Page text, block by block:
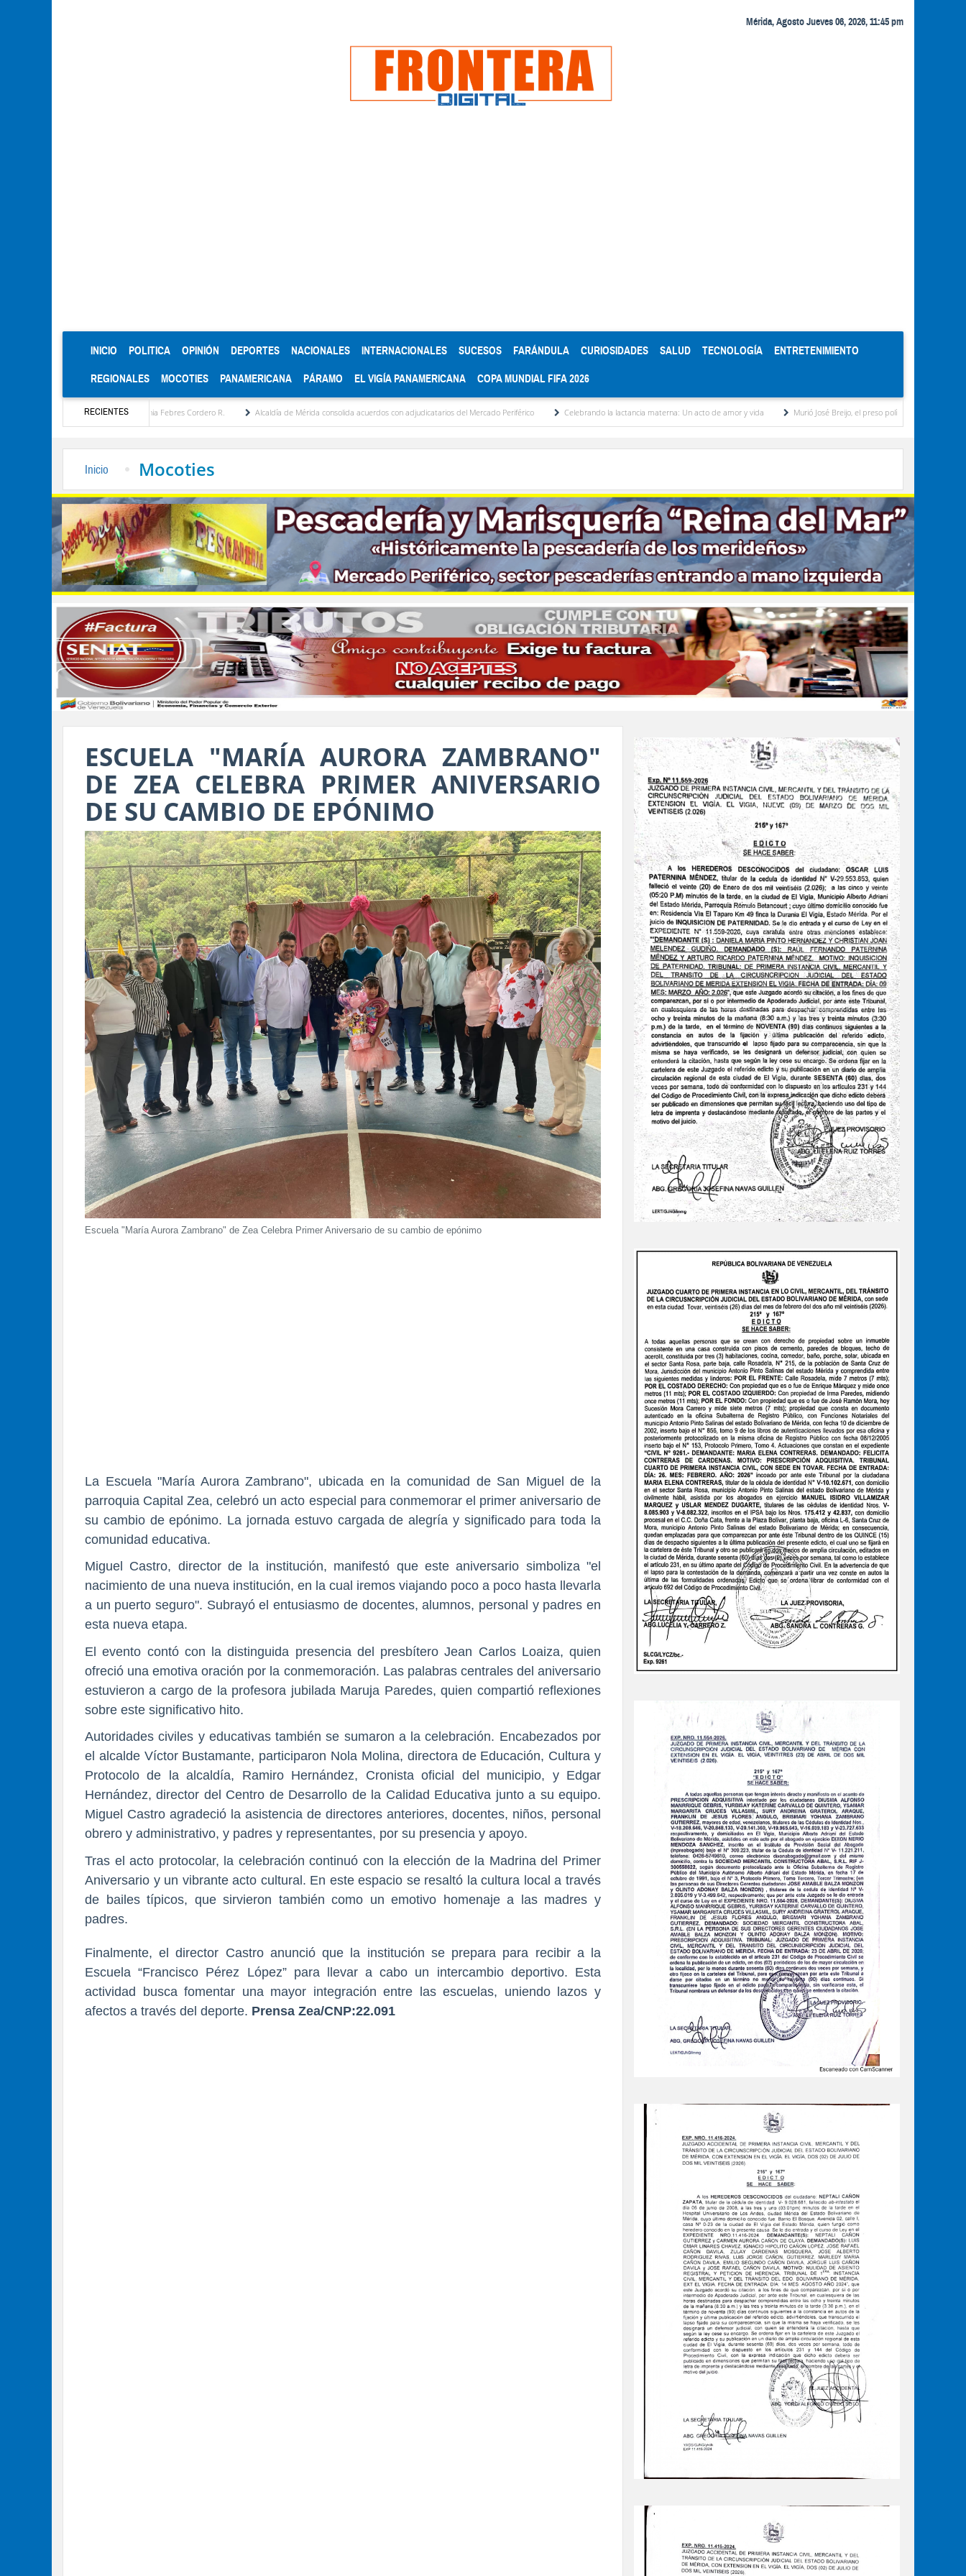
Mérida, Agosto Jueves 06, 2026, 11:45 pm
INICIO (CURRENT)
POLITICA OPINIÓN DEPORTES NACIONALES INTERNACIONALES SUCESOS FARÁNDULA CURIOSIDADES SALUD TECNOLOGÍA ENTRETENIMIENTO
REGIONALES MOCOTIES PANAMERICANA PÁRAMO EL VIGÍA PANAMERICANA COPA MUNDIAL FIFA 2026
RECIENTES
por María Eugenia Febres Cordero R. Alcaldía de Mérida consolida acuerdos con adjudicatarios del Mercado Periférico Celebrando la lactancia materna: Un acto de amor y vida Murió José Breijo, el preso político uruguayo-venezolano bajo arresto
Inicio Mocoties
ESCUELA "MARÍA AURORA ZAMBRANO"
DE ZEA CELEBRA PRIMER ANIVERSARIO
DE SU CAMBIO DE EPÓNIMO
Escuela "María Aurora Zambrano" de Zea Celebra Primer Aniversario de su cambio de epónimo
La Escuela "María Aurora Zambrano", ubicada en la comunidad de San Miguel de la
parroquia Capital Zea, celebró un acto especial para conmemorar el primer aniversario de
su cambio de epónimo. La jornada estuvo cargada de alegría y significado para toda la
comunidad educativa.
Miguel Castro, director de la institución, manifestó que este aniversario simboliza "el
nacimiento de una nueva institución, en la cual iremos viajando poco a poco hasta llevarla
a un puerto seguro". Subrayó el entusiasmo de docentes, alumnos, personal y padres en
esta nueva etapa.
El evento contó con la distinguida presencia del presbítero Jean Carlos Loaiza, quien
ofreció una emotiva oración por la conmemoración. Las palabras centrales del aniversario
estuvieron a cargo de la profesora jubilada Maruja Paredes, quien compartió reflexiones
sobre este significativo hito.
Autoridades civiles y educativas también se sumaron a la celebración. Encabezados por
el alcalde Víctor Bustamante, participaron Nola Molina, directora de Educación, Cultura y
Protocolo de la alcaldía, Ramiro Hernández, Cronista oficial del municipio, y Edgar
Hernández, director del Centro de Desarrollo de la Calidad Educativa junto a su equipo.
Miguel Castro agradeció la asistencia de directores anteriores, docentes, niños, personal
obrero y administrativo, y padres y representantes, por su presencia y apoyo.
Tras el acto protocolar, la celebración continuó con la elección de la Madrina del Primer
Aniversario y un vibrante acto cultural. En este espacio se resaltó la cultura local a través
de bailes típicos, que sirvieron también como un emotivo homenaje a las madres y
padres.
Finalmente, el director Castro anunció que la institución se prepara para recibir a la
Escuela “Francisco Pérez López” para llevar a cabo un intercambio deportivo. Esta
actividad busca fomentar una mayor integración entre las escuelas, uniendo lazos y
afectos a través del deporte. Prensa Zea/CNP:22.091